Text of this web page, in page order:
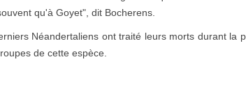
qu'à Goyet", dit Bocherens.
Néandertaliens ont traité leurs morts durant la
de cette espèce.